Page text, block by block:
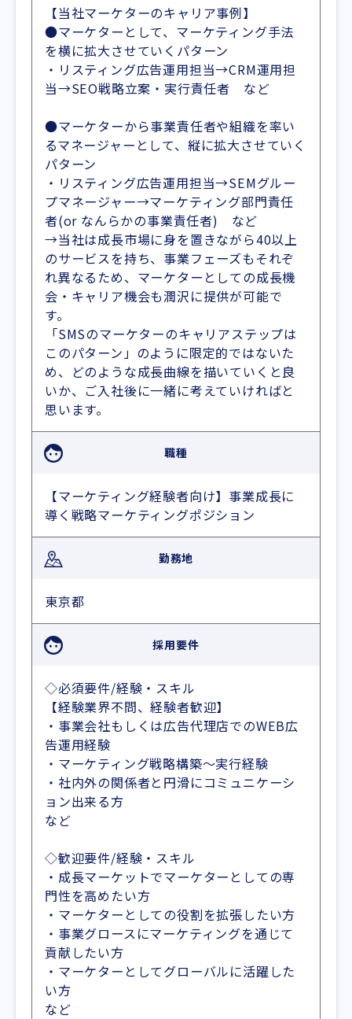
【当社マーケターのキャリア事例】
●マーケターとして、マーケティング手法
を横に拡大させていくパターン
・リスティング広告運用担当→CRM運用担
当→SEO戦略立案・実行責任者 など
●マーケターから事業責任者や組織を率い
るマネージャーとして、縦に拡大させていく
パターン
・リスティング広告運用担当→SEMグルー
プマネージャー→マーケティング部門責任
者(or なんらかの事業責任者) など
→当社は成長市場に身を置きながら40以上
のサービスを持ち、事業フェーズもそれぞ
れ異なるため、マーケターとしての成長機
会・キャリア機会も潤沢に提供が可能で
す。
「SMSのマーケターのキャリアステップは
このパターン」のように限定的ではないた
め、どのような成長曲線を描いていくと良
いか、ご入社後に一緒に考えていければと
思います。
職種
【マーケティング経験者向け】事業成長に
導く戦略マーケティングポジション
勤務地
東京都
採用要件
◇必須要件/経験・スキル
【経験業界不問、経験者歓迎】
・事業会社もしくは広告代理店でのWEB広
告運用経験
・マーケティング戦略構築～実行経験
・社内外の関係者と円滑にコミュニケーシ
ョン出来る方
など
◇歓迎要件/経験・スキル
・成長マーケットでマーケターとしての専
門性を高めたい方
・マーケターとしての役割を拡張したい方
・事業グロースにマーケティングを通じて
貢献したい方
・マーケターとしてグローバルに活躍した
い方
など